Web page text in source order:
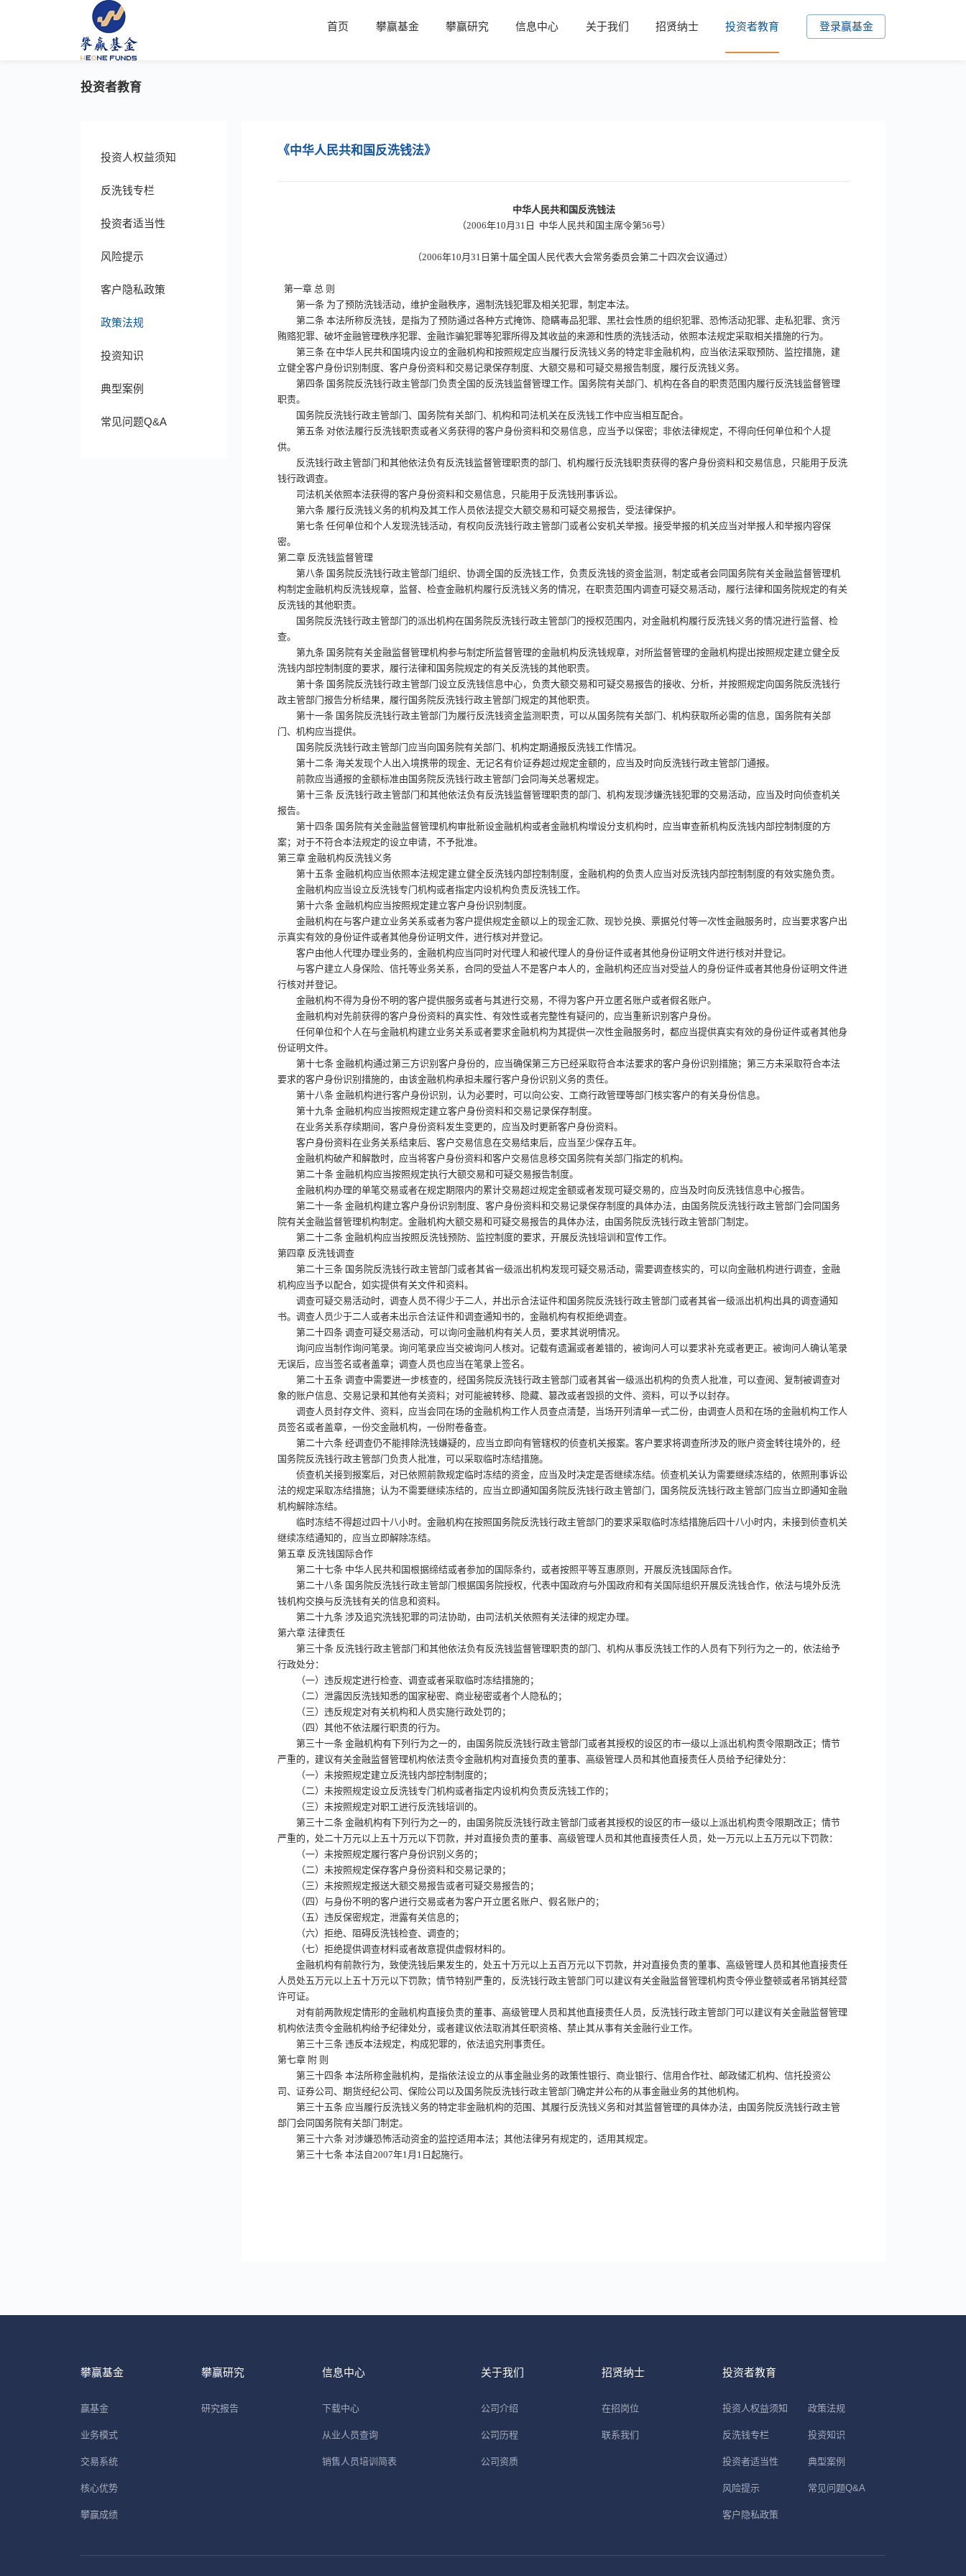
登录赢基金
首页 攀赢基金 攀赢研究 信息中心 关于我们 招贤纳士 投资者教育
投资者教育
投资人权益须知
反洗钱专栏
投资者适当性
风险提示
客户隐私政策
政策法规
投资知识
典型案例
常见问题Q&A
《中华人民共和国反洗钱法》
中华人民共和国反洗钱法
（2006年10月31日 中华人民共和国主席令第56号）
（2006年10月31日第十届全国人民代表大会常务委员会第二十四次会议通过）
第一章 总 则
第一条 为了预防洗钱活动，维护金融秩序，遏制洗钱犯罪及相关犯罪，制定本法。
第二条 本法所称反洗钱，是指为了预防通过各种方式掩饰、隐瞒毒品犯罪、黑社会性质的组织犯罪、恐怖活动犯罪、走私犯罪、贪污
贿赂犯罪、破坏金融管理秩序犯罪、金融诈骗犯罪等犯罪所得及其收益的来源和性质的洗钱活动，依照本法规定采取相关措施的行为。
第三条 在中华人民共和国境内设立的金融机构和按照规定应当履行反洗钱义务的特定非金融机构，应当依法采取预防、监控措施，建
立健全客户身份识别制度、客户身份资料和交易记录保存制度、大额交易和可疑交易报告制度，履行反洗钱义务。
第四条 国务院反洗钱行政主管部门负责全国的反洗钱监督管理工作。国务院有关部门、机构在各自的职责范围内履行反洗钱监督管理
职责。
国务院反洗钱行政主管部门、国务院有关部门、机构和司法机关在反洗钱工作中应当相互配合。
第五条 对依法履行反洗钱职责或者义务获得的客户身份资料和交易信息，应当予以保密；非依法律规定，不得向任何单位和个人提
供。
反洗钱行政主管部门和其他依法负有反洗钱监督管理职责的部门、机构履行反洗钱职责获得的客户身份资料和交易信息，只能用于反洗
钱行政调查。
司法机关依照本法获得的客户身份资料和交易信息，只能用于反洗钱刑事诉讼。
第六条 履行反洗钱义务的机构及其工作人员依法提交大额交易和可疑交易报告，受法律保护。
第七条 任何单位和个人发现洗钱活动，有权向反洗钱行政主管部门或者公安机关举报。接受举报的机关应当对举报人和举报内容保
密。
第二章 反洗钱监督管理
第八条 国务院反洗钱行政主管部门组织、协调全国的反洗钱工作，负责反洗钱的资金监测，制定或者会同国务院有关金融监督管理机
构制定金融机构反洗钱规章，监督、检查金融机构履行反洗钱义务的情况，在职责范围内调查可疑交易活动，履行法律和国务院规定的有关
反洗钱的其他职责。
国务院反洗钱行政主管部门的派出机构在国务院反洗钱行政主管部门的授权范围内，对金融机构履行反洗钱义务的情况进行监督、检
查。
第九条 国务院有关金融监督管理机构参与制定所监督管理的金融机构反洗钱规章，对所监督管理的金融机构提出按照规定建立健全反
洗钱内部控制制度的要求，履行法律和国务院规定的有关反洗钱的其他职责。
第十条 国务院反洗钱行政主管部门设立反洗钱信息中心，负责大额交易和可疑交易报告的接收、分析，并按照规定向国务院反洗钱行
政主管部门报告分析结果，履行国务院反洗钱行政主管部门规定的其他职责。
第十一条 国务院反洗钱行政主管部门为履行反洗钱资金监测职责，可以从国务院有关部门、机构获取所必需的信息，国务院有关部
门、机构应当提供。
国务院反洗钱行政主管部门应当向国务院有关部门、机构定期通报反洗钱工作情况。
第十二条 海关发现个人出入境携带的现金、无记名有价证券超过规定金额的，应当及时向反洗钱行政主管部门通报。
前款应当通报的金额标准由国务院反洗钱行政主管部门会同海关总署规定。
第十三条 反洗钱行政主管部门和其他依法负有反洗钱监督管理职责的部门、机构发现涉嫌洗钱犯罪的交易活动，应当及时向侦查机关
报告。
第十四条 国务院有关金融监督管理机构审批新设金融机构或者金融机构增设分支机构时，应当审查新机构反洗钱内部控制制度的方
案；对于不符合本法规定的设立申请，不予批准。
第三章 金融机构反洗钱义务
第十五条 金融机构应当依照本法规定建立健全反洗钱内部控制制度，金融机构的负责人应当对反洗钱内部控制制度的有效实施负责。
金融机构应当设立反洗钱专门机构或者指定内设机构负责反洗钱工作。
第十六条 金融机构应当按照规定建立客户身份识别制度。
金融机构在与客户建立业务关系或者为客户提供规定金额以上的现金汇款、现钞兑换、票据兑付等一次性金融服务时，应当要求客户出
示真实有效的身份证件或者其他身份证明文件，进行核对并登记。
客户由他人代理办理业务的，金融机构应当同时对代理人和被代理人的身份证件或者其他身份证明文件进行核对并登记。
与客户建立人身保险、信托等业务关系，合同的受益人不是客户本人的，金融机构还应当对受益人的身份证件或者其他身份证明文件进
行核对并登记。
金融机构不得为身份不明的客户提供服务或者与其进行交易，不得为客户开立匿名账户或者假名账户。
金融机构对先前获得的客户身份资料的真实性、有效性或者完整性有疑问的，应当重新识别客户身份。
任何单位和个人在与金融机构建立业务关系或者要求金融机构为其提供一次性金融服务时，都应当提供真实有效的身份证件或者其他身
份证明文件。
第十七条 金融机构通过第三方识别客户身份的，应当确保第三方已经采取符合本法要求的客户身份识别措施；第三方未采取符合本法
要求的客户身份识别措施的，由该金融机构承担未履行客户身份识别义务的责任。
第十八条 金融机构进行客户身份识别，认为必要时，可以向公安、工商行政管理等部门核实客户的有关身份信息。
第十九条 金融机构应当按照规定建立客户身份资料和交易记录保存制度。
在业务关系存续期间，客户身份资料发生变更的，应当及时更新客户身份资料。
客户身份资料在业务关系结束后、客户交易信息在交易结束后，应当至少保存五年。
金融机构破产和解散时，应当将客户身份资料和客户交易信息移交国务院有关部门指定的机构。
第二十条 金融机构应当按照规定执行大额交易和可疑交易报告制度。
金融机构办理的单笔交易或者在规定期限内的累计交易超过规定金额或者发现可疑交易的，应当及时向反洗钱信息中心报告。
第二十一条 金融机构建立客户身份识别制度、客户身份资料和交易记录保存制度的具体办法，由国务院反洗钱行政主管部门会同国务
院有关金融监督管理机构制定。金融机构大额交易和可疑交易报告的具体办法，由国务院反洗钱行政主管部门制定。
第二十二条 金融机构应当按照反洗钱预防、监控制度的要求，开展反洗钱培训和宣传工作。
第四章 反洗钱调查
第二十三条 国务院反洗钱行政主管部门或者其省一级派出机构发现可疑交易活动，需要调查核实的，可以向金融机构进行调查，金融
机构应当予以配合，如实提供有关文件和资料。
调查可疑交易活动时，调查人员不得少于二人，并出示合法证件和国务院反洗钱行政主管部门或者其省一级派出机构出具的调查通知
书。调查人员少于二人或者未出示合法证件和调查通知书的，金融机构有权拒绝调查。
第二十四条 调查可疑交易活动，可以询问金融机构有关人员，要求其说明情况。
询问应当制作询问笔录。询问笔录应当交被询问人核对。记载有遗漏或者差错的，被询问人可以要求补充或者更正。被询问人确认笔录
无误后，应当签名或者盖章；调查人员也应当在笔录上签名。
第二十五条 调查中需要进一步核查的，经国务院反洗钱行政主管部门或者其省一级派出机构的负责人批准，可以查阅、复制被调查对
象的账户信息、交易记录和其他有关资料；对可能被转移、隐藏、篡改或者毁损的文件、资料，可以予以封存。
调查人员封存文件、资料，应当会同在场的金融机构工作人员查点清楚，当场开列清单一式二份，由调查人员和在场的金融机构工作人
员签名或者盖章，一份交金融机构，一份附卷备查。
第二十六条 经调查仍不能排除洗钱嫌疑的，应当立即向有管辖权的侦查机关报案。客户要求将调查所涉及的账户资金转往境外的，经
国务院反洗钱行政主管部门负责人批准，可以采取临时冻结措施。
侦查机关接到报案后，对已依照前款规定临时冻结的资金，应当及时决定是否继续冻结。侦查机关认为需要继续冻结的，依照刑事诉讼
法的规定采取冻结措施；认为不需要继续冻结的，应当立即通知国务院反洗钱行政主管部门，国务院反洗钱行政主管部门应当立即通知金融
机构解除冻结。
临时冻结不得超过四十八小时。金融机构在按照国务院反洗钱行政主管部门的要求采取临时冻结措施后四十八小时内，未接到侦查机关
继续冻结通知的，应当立即解除冻结。
第五章 反洗钱国际合作
第二十七条 中华人民共和国根据缔结或者参加的国际条约，或者按照平等互惠原则，开展反洗钱国际合作。
第二十八条 国务院反洗钱行政主管部门根据国务院授权，代表中国政府与外国政府和有关国际组织开展反洗钱合作，依法与境外反洗
钱机构交换与反洗钱有关的信息和资料。
第二十九条 涉及追究洗钱犯罪的司法协助，由司法机关依照有关法律的规定办理。
第六章 法律责任
第三十条 反洗钱行政主管部门和其他依法负有反洗钱监督管理职责的部门、机构从事反洗钱工作的人员有下列行为之一的，依法给予
行政处分：
（一）违反规定进行检查、调查或者采取临时冻结措施的；
（二）泄露因反洗钱知悉的国家秘密、商业秘密或者个人隐私的；
（三）违反规定对有关机构和人员实施行政处罚的；
（四）其他不依法履行职责的行为。
第三十一条 金融机构有下列行为之一的，由国务院反洗钱行政主管部门或者其授权的设区的市一级以上派出机构责令限期改正；情节
严重的，建议有关金融监督管理机构依法责令金融机构对直接负责的董事、高级管理人员和其他直接责任人员给予纪律处分：
（一）未按照规定建立反洗钱内部控制制度的；
（二）未按照规定设立反洗钱专门机构或者指定内设机构负责反洗钱工作的；
（三）未按照规定对职工进行反洗钱培训的。
第三十二条 金融机构有下列行为之一的，由国务院反洗钱行政主管部门或者其授权的设区的市一级以上派出机构责令限期改正；情节
严重的，处二十万元以上五十万元以下罚款，并对直接负责的董事、高级管理人员和其他直接责任人员，处一万元以上五万元以下罚款：
（一）未按照规定履行客户身份识别义务的；
（二）未按照规定保存客户身份资料和交易记录的；
（三）未按照规定报送大额交易报告或者可疑交易报告的；
（四）与身份不明的客户进行交易或者为客户开立匿名账户、假名账户的；
（五）违反保密规定，泄露有关信息的；
（六）拒绝、阻碍反洗钱检查、调查的；
（七）拒绝提供调查材料或者故意提供虚假材料的。
金融机构有前款行为，致使洗钱后果发生的，处五十万元以上五百万元以下罚款，并对直接负责的董事、高级管理人员和其他直接责任
人员处五万元以上五十万元以下罚款；情节特别严重的，反洗钱行政主管部门可以建议有关金融监督管理机构责令停业整顿或者吊销其经营
许可证。
对有前两款规定情形的金融机构直接负责的董事、高级管理人员和其他直接责任人员，反洗钱行政主管部门可以建议有关金融监督管理
机构依法责令金融机构给予纪律处分，或者建议依法取消其任职资格、禁止其从事有关金融行业工作。
第三十三条 违反本法规定，构成犯罪的，依法追究刑事责任。
第七章 附 则
第三十四条 本法所称金融机构，是指依法设立的从事金融业务的政策性银行、商业银行、信用合作社、邮政储汇机构、信托投资公
司、证券公司、期货经纪公司、保险公司以及国务院反洗钱行政主管部门确定并公布的从事金融业务的其他机构。
第三十五条 应当履行反洗钱义务的特定非金融机构的范围、其履行反洗钱义务和对其监督管理的具体办法，由国务院反洗钱行政主管
部门会同国务院有关部门制定。
第三十六条 对涉嫌恐怖活动资金的监控适用本法；其他法律另有规定的，适用其规定。
第三十七条 本法自2007年1月1日起施行。
攀赢基金
赢基金
业务模式
交易系统
核心优势
攀赢成绩
攀赢研究
研究报告
信息中心
下载中心
从业人员查询
销售人员培训简表
关于我们
公司介绍
公司历程
公司资质
招贤纳士
在招岗位
联系我们
投资者教育
投资人权益须知
反洗钱专栏
投资者适当性
风险提示
客户隐私政策
政策法规
投资知识
典型案例
常见问题Q&A